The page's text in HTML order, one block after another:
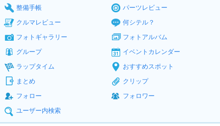
整備手帳
パーツレビュー
クルマレビュー
何シテル？
フォトギャラリー
フォトアルバム
グループ
イベントカレンダー
ラップタイム
おすすめスポット
まとめ
クリップ
フォロー
フォロワー
ユーザー内検索